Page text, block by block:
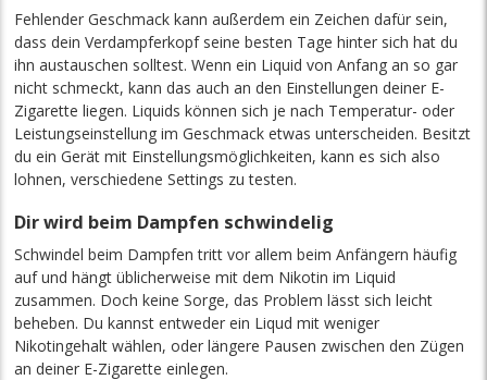
Fehlender Geschmack kann außerdem ein Zeichen dafür sein,
dass dein Verdampferkopf seine besten Tage hinter sich hat du
ihn austauschen solltest. Wenn ein Liquid von Anfang an so gar
nicht schmeckt, kann das auch an den Einstellungen deiner E-
Zigarette liegen. Liquids können sich je nach Temperatur- oder
Leistungseinstellung im Geschmack etwas unterscheiden. Besitzt
du ein Gerät mit Einstellungsmöglichkeiten, kann es sich also
lohnen, verschiedene Settings zu testen.
Dir wird beim Dampfen schwindelig
Schwindel beim Dampfen tritt vor allem beim Anfängern häufig
auf und hängt üblicherweise mit dem Nikotin im Liquid
zusammen. Doch keine Sorge, das Problem lässt sich leicht
beheben. Du kannst entweder ein Liqud mit weniger
Nikotingehalt wählen, oder längere Pausen zwischen den Zügen
an deiner E-Zigarette einlegen.